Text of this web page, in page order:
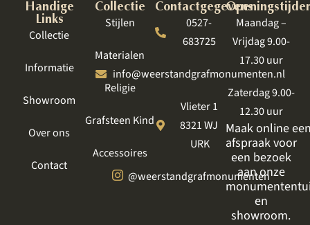
Handige
Links
Collectie
Informatie
Showroom
Over ons
Contact
Collectie
Stijlen
Materialen
Religie
Grafsteen Kind
Accessoires
Contactgegevens
0527-
683725
info@weerstandgrafmonumenten.nl
Vlieter 1
8321 WJ
URK
@weerstandgrafmonumenten
Maandag –
Vrijdag 9.00-
17.30 uur
Zaterdag 9.00-
12.30 uur
Maak online
afspraak voor
een bezoek
aan onze
en
showroom.